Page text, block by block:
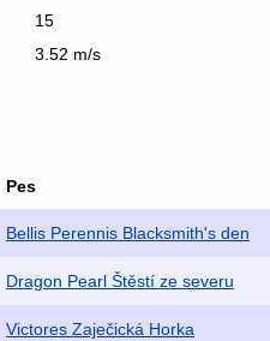
15
3.52 m/s
Pes
Bellis Perennis Blacksmith's den
Dragon Pearl Štěstí ze severu
Victores Zaječická Horka